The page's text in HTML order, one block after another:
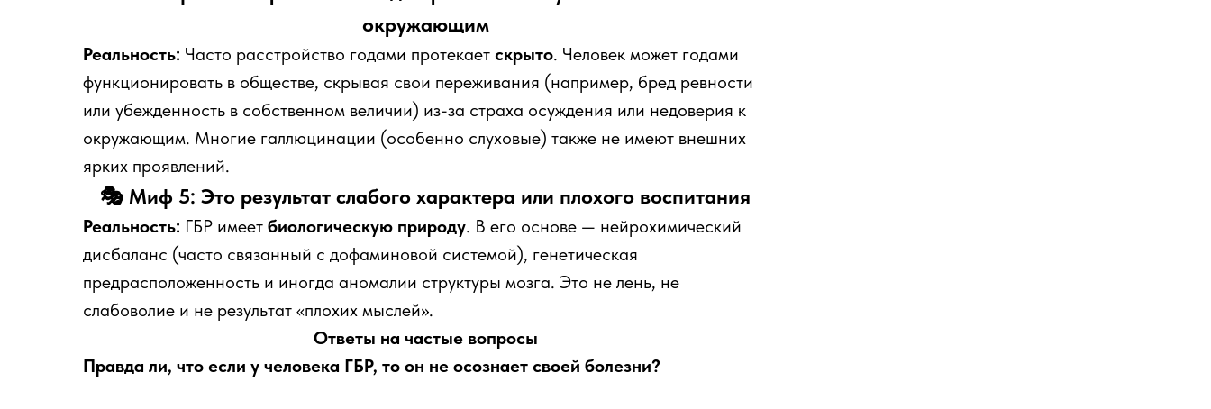
окружающим
Реальность: Часто расстройство годами протекает скрыто. Человек может годами
функционировать в обществе, скрывая свои переживания (например, бред ревности
или убежденность в собственном величии) из-за страха осуждения или недоверия к
окружающим. Многие галлюцинации (особенно слуховые) также не имеют внешних
ярких проявлений.
🎭 Миф 5: Это результат слабого характера или плохого воспитания
Реальность: ГБР имеет биологическую природу. В его основе — нейрохимический
дисбаланс (часто связанный с дофаминовой системой), генетическая
предрасположенность и иногда аномалии структуры мозга. Это не лень, не
слабоволие и не результат «плохих мыслей».
Ответы на частые вопросы
Правда ли, что если у человека ГБР, то он не осознает своей болезни?